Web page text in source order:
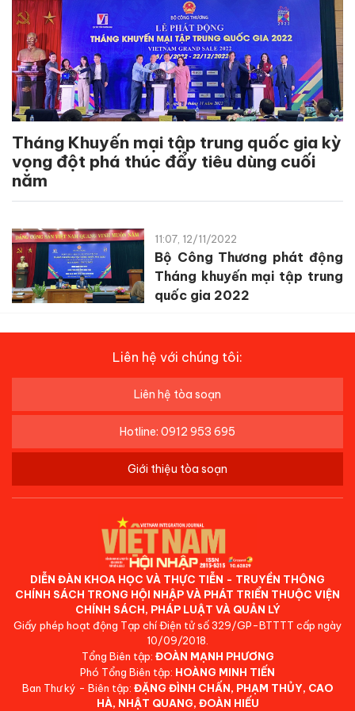
Tháng Khuyến mại tập trung quốc gia kỳ
vọng đột phá thúc đẩy tiêu dùng cuối
năm
11:07, 12/11/2022
Bộ Công Thương phát động
Tháng khuyến mại tập trung
quốc gia 2022
Liên hệ với chúng tôi:
Liên hệ tòa soạn
Hotline: 0912 953 695
Giới thiệu tòa soạn
DIỄN ĐÀN KHOA HỌC VÀ THỰC TIỄN - TRUYỀN THÔNG
CHÍNH SÁCH TRONG HỘI NHẬP VÀ PHÁT TRIỂN THUỘC VIỆN
CHÍNH SÁCH, PHÁP LUẬT VÀ QUẢN LÝ
Giấy phép hoạt động Tạp chí Điện tử số 329/GP-BTTTT cấp ngày
10/09/2018.
Tổng Biên tập: ĐOÀN MẠNH PHƯƠNG
Phó Tổng Biên tập: HOÀNG MINH TIẾN
Ban Thư ký - Biên tập: ĐẶNG ĐÌNH CHẤN, PHẠM THỦY, CAO
HÀ, NHẬT QUANG, ĐOÀN HIẾU